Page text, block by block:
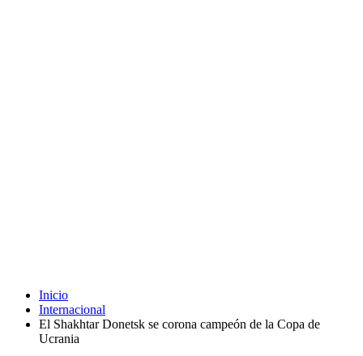
Inicio
Internacional
El Shakhtar Donetsk se corona campeón de la Copa de
Ucrania